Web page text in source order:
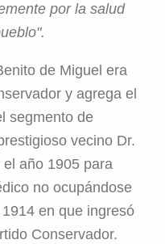
por la salud
de Miguel era
y agrega el
segmento de
vecino Dr.
año 1905 para
no ocupándose
en que ingresó
Conservador.